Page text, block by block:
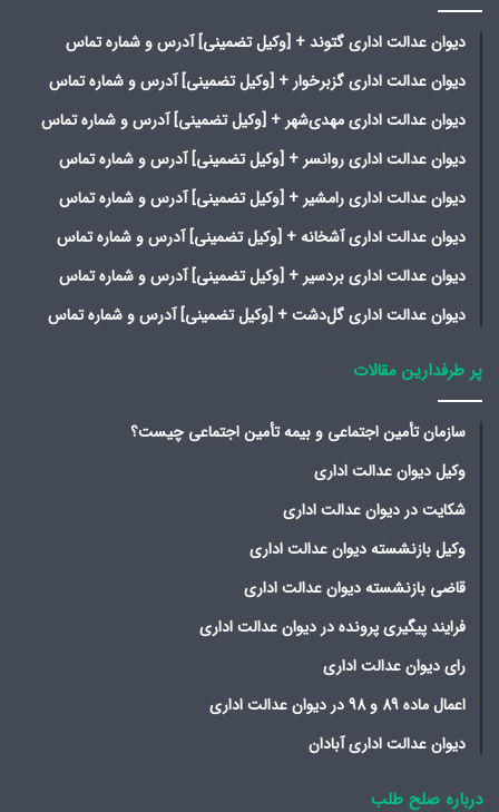
دیوان عدالت اداری گتوند + [وکیل تضمینی] آدرس و شماره تماس
دیوان عدالت اداری گزبرخوار + [وکیل تضمینی] آدرس و شماره تماس
دیوان عدالت اداری مهدی‌شهر + [وکیل تضمینی] آدرس و شماره تماس
دیوان عدالت اداری روانسر + [وکیل تضمینی] آدرس و شماره تماس
دیوان عدالت اداری رامشیر + [وکیل تضمینی] آدرس و شماره تماس
دیوان عدالت اداری آشخانه + [وکیل تضمینی] آدرس و شماره تماس
دیوان عدالت اداری بردسیر + [وکیل تضمینی] آدرس و شماره تماس
دیوان عدالت اداری گل‌دشت + [وکیل تضمینی] آدرس و شماره تماس
پر طرفدارین مقالات
سازمان تأمین اجتماعی و بیمه تأمین اجتماعی چیست؟
وکیل دیوان عدالت اداری
شکایت در دیوان عدالت اداری
وکیل بازنشسته دیوان عدالت اداری
قاضی بازنشسته دیوان عدالت اداری
فرایند پیگیری پرونده در دیوان عدالت اداری
رای دیوان عدالت اداری
اعمال ماده 89 و 98 در دیوان عدالت اداری
دیوان عدالت اداری آبادان
درباره صلح طلب